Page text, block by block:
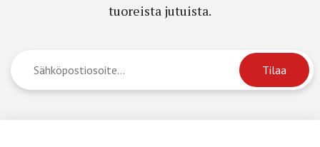
tuoreista jutuista.